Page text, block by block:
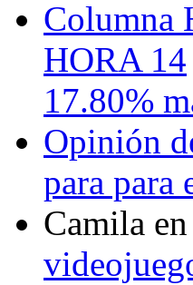
Columna
HORA 14
17.80%
Opinión
para para
Camila en